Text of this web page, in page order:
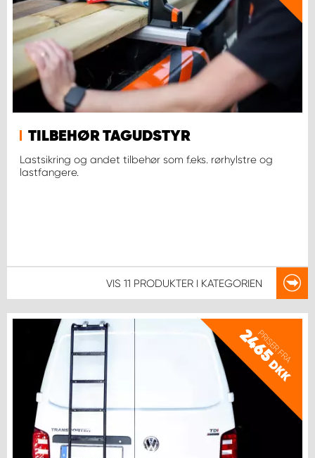
TILBEHØR TAGUDSTYR
Lastsikring og andet tilbehør som f.eks. rørhylstre og
lastfangere.
VIS 11 PRODUKTER I KATEGORIEN
PRISER FRA
2465
DKK